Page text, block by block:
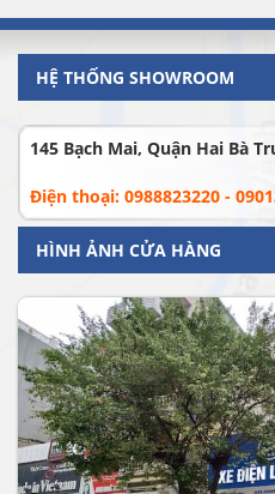
HỆ THỐNG SHOWROOM
145 Bạch Mai, Quận Hai Bà
Điện thoại: 0988823220 -
HÌNH ẢNH CỬA HÀNG